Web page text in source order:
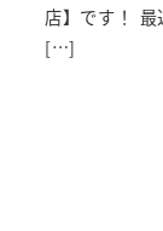
店】です！
[…]